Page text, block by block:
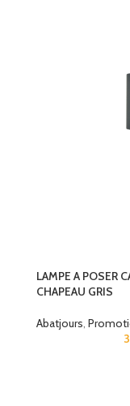
LAMPE A POSER
CHAPEAU GRIS
Abatjours,